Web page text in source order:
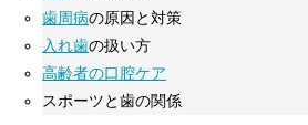
歯周病の原因と対策
入れ歯の扱い方
高齢者の口腔ケア
スポーツと歯の関係